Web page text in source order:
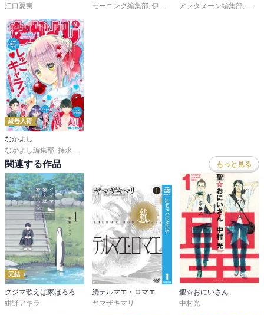
江口夏実
モーニング編集部, 伊咲智太 ,オオイシヒロト,森高夕
アフタヌーン編集部, Ｆｉ
続巻入荷
なかよし
なかよし編集部 持永るい
関連する作品 もっと見る
完結
クジマ歌えば家ほろろ
紺野アキラ
続テルマエ・ロマエ
ヤマザキマリ
聖☆おにいさん
中村光